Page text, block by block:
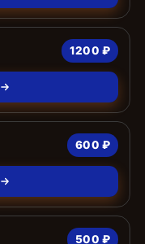
1200 ₽
600 ₽
500 ₽